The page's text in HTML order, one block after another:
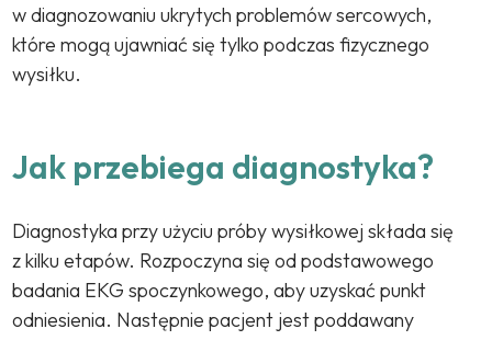
w diagnozowaniu ukrytych problemów sercowych,
które mogą ujawniać się tylko podczas fizycznego
wysiłku.
Jak przebiega diagnostyka?
Diagnostyka przy użyciu próby wysiłkowej składa się
z kilku etapów. Rozpoczyna się od podstawowego
badania EKG spoczynkowego, aby uzyskać punkt
odniesienia. Następnie pacjent jest poddawany